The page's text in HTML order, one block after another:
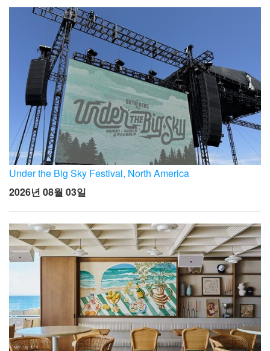
Under the Big Sky Festival, North America
2026년 08월 03일